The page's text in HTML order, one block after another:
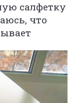
салфетку
что